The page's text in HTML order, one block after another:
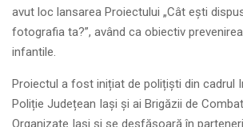
avut loc lansarea Proiectului „Cât ești
fotografia ta?”, având ca obiectiv
infantile.
Proiectul a fost inițiat de polițiști din cadrul
Poliție Județean Iași și ai Brigăzii de
Organizate Iași și se desfășoară în